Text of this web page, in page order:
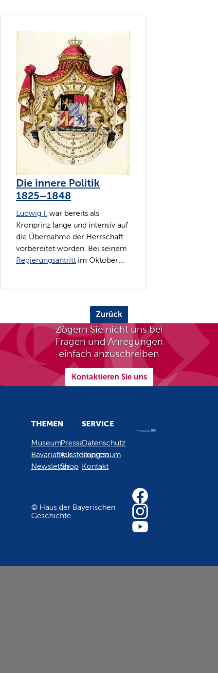
Die innere Politik
1825–1848
Ludwig I. war bereits als
Kronprinz lange und intensiv auf
die Übernahme der Herrschaft
vorbereitet worden. Bei seinem
Regierungsantritt im Oktober...
Zurück
Zögern Sie nicht uns bei
Fragen und Anregungen
einfach anzuschreiben
Kontaktieren Sie uns
THEMEN
Museum
Bavariathek
Newsletter
Presse
Ausstellungen
Shop
SERVICE
Datenschutz
Impressum
Kontakt
© Haus der Bayerischen
Geschichte